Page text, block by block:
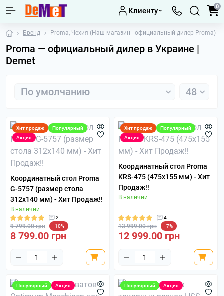
Клиенту 0
Бренд Proma, Чехия (Наш магазин - официальный дилер Proma)
Proma — официальный дилер в Украине |
Demet
Хит продаж
Популярный
Акция
Координатный стол Proma
G-5757 (размер стола
312х140 мм) - Хит Продаж!!
В наличии
2
9 799.00 грн -10%
8 799.00 грн
Хит продаж
Популярный
Акция
Координатный стол Proma
KRS-475 (475х155 мм) - Хит
Продаж!!
В наличии
4
13 999.00 грн -7%
12 999.00 грн
Популярный Акция Популярный Акция